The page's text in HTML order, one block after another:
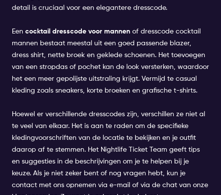
detail is cruciaal voor een elegantere dresscode.
Een cocktail dresscode voor mannen of dresscode cocktail
mannen bestaat meestal uit een goed passende blazer,
dress shirt, nette broek en geklede schoenen. Het toevoegen
van een stropdas of pochet kan de look versterken, waardoor
het een meer gepolijste uitstraling krijgt. Vermijd te casual
kleding zoals sneakers, korte broeken en grafische t-shirts.
Hoewel er verschillende dresscodes zijn, verschillen ze niet al
te veel van elkaar. Het is aan te raden om de specifieke
kledingvoorschriften van de locatie te bekijken en je outfit
daarop af te stemmen. Het Nightlife Ticket Team geeft tips
en suggesties in de beschrijvingen om je te helpen bij je
keuze. Als je niet zeker bent of nog vragen hebt, kun je
contact met ons opnemen via e-mail of via de chat van onze